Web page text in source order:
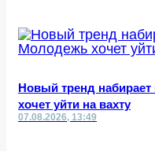
Новый тренд
хочет уйти на вахту
07.08.2026, 13:49